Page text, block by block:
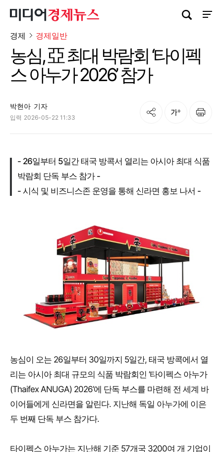
사이
검색창 열기
경제 경제일반
농심, 亞 최대 박람회 ‘타이펙
스 아누가 2026’ 참가
박현아 기자
입력 2026-05-22 11:33
공유 글자크기 인쇄
- 26일부터 5일간 태국 방콕서 열리는 아시아 최대 식품
박람회 단독 부스 참가 -
- 시식 및 비즈니스존 운영을 통해 신라면 홍보 나서 -
농심이 오는 26일부터 30일까지 5일간, 태국 방콕에서 열
리는 아시아 최대 규모의 식품 박람회인 ‘타이펙스 아누가
(Thaifex ANUGA) 2026’에 단독 부스를 마련해 전 세계 바
이어들에게 신라면을 알린다. 지난해 독일 아누가에 이은
두 번째 단독 부스 참가다.
타이펙스 아누가는 지난해 기준 57개국 3200여 개 기업이